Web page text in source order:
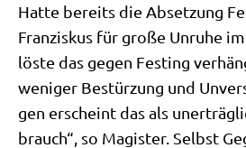
Hat­te bereits die Abset­zung
Fran­zis­kus für gro­ße Unru­he
löste das gegen Fest­ing
weni­ger Bestür­zung und
gen erscheint das als
brauch“, so Magi­ster. Selbst